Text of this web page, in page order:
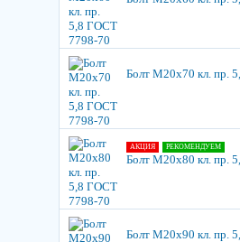
Болт М20х70 кл. пр.
АКЦИЯ РЕКОМЕНДУЕМ
Болт М20х80 кл. пр.
Болт М20х90 кл. пр.